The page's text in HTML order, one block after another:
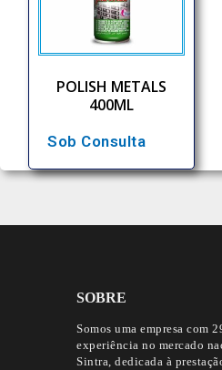
POLISH METALS
400ML
Sob Consulta
SOBRE
Somos uma empresa com
experiência no mercado
Sintra, dedicada à